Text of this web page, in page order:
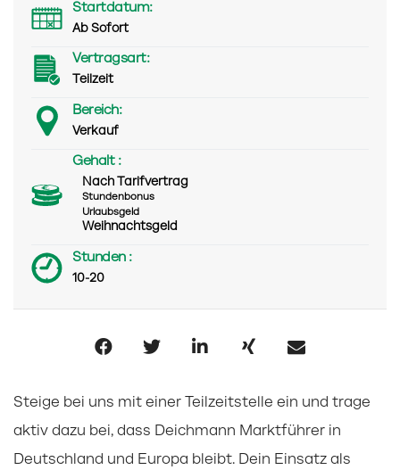
Startdatum:
Ab Sofort
Vertragsart:
Teilzeit
Bereich:
Verkauf
Gehalt :
Nach Tarifvertrag
Stundenbonus
Urlaubsgeld
Weihnachtsgeld
Stunden :
10-20
Steige bei uns mit einer Teilzeitstelle ein und trage
aktiv dazu bei, dass Deichmann Marktführer in
Deutschland und Europa bleibt. Dein Einsatz als